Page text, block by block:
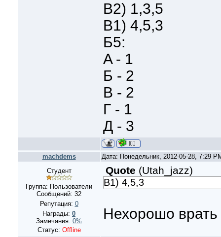
B2) 1,3,5
B1) 4,5,3
Б5:
A - 1
Б - 2
В - 2
Г - 1
Д - 3
machdems
Дата: Понедельник, 2012-05-28, 7:29
Студент
Группа: Пользователи
Сообщений: 32
Репутация: 0
Награды: 0
Замечания: 0%
Статус: Offline
Quote (Utah_jazz)
B1) 4,5,3
Нехорошо врать